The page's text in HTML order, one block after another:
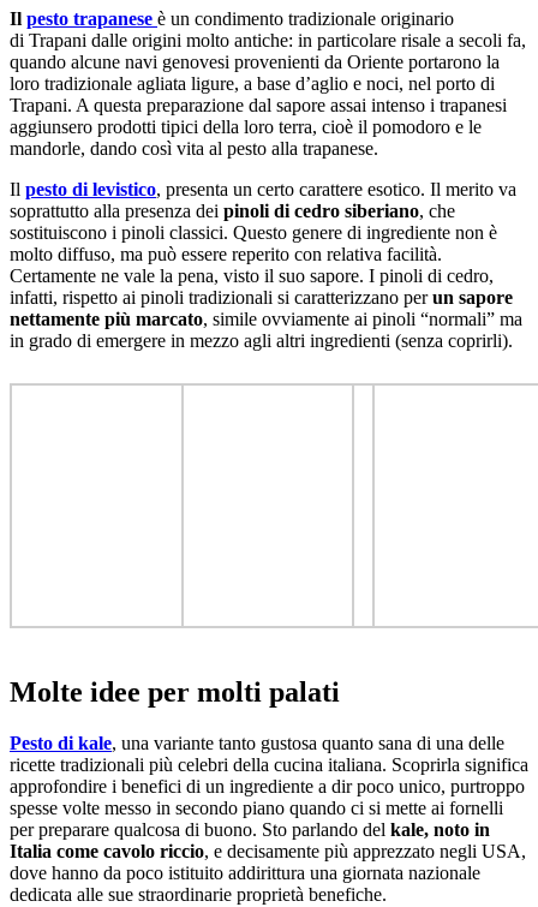
Il pesto trapanese è un condimento tradizionale originario
di Trapani dalle origini molto antiche: in particolare risale a secoli fa,
quando alcune navi genovesi provenienti da Oriente portarono la
loro tradizionale agliata ligure, a base d’aglio e noci, nel porto di
Trapani. A questa preparazione dal sapore assai intenso i trapanesi
aggiunsero prodotti tipici della loro terra, cioè il pomodoro e le
mandorle, dando così vita al pesto alla trapanese.
Il pesto di levistico, presenta un certo carattere esotico. Il merito va
soprattutto alla presenza dei pinoli di cedro siberiano, che
sostituiscono i pinoli classici. Questo genere di ingrediente non è
molto diffuso, ma può essere reperito con relativa facilità.
Certamente ne vale la pena, visto il suo sapore. I pinoli di cedro,
infatti, rispetto ai pinoli tradizionali si caratterizzano perun sapore
nettamente più marcato, simile ovviamente ai pinoli “normali” ma
in grado di emergere in mezzo agli altri ingredienti (senza coprirli).
Molte idee per molti palati
Pesto di kale, una variante tanto gustosa quanto sana di una delle
ricette tradizionali più celebri della cucina italiana. Scoprirla significa
approfondire i benefici di un ingrediente a dir poco unico, purtroppo
spesse volte messo in secondo piano quando ci si mette ai fornelli
per preparare qualcosa di buono. Sto parlando del kale, noto in
Italia come cavolo riccio, e decisamente più apprezzato negli USA,
dove hanno da poco istituito addirittura una giornata nazionale
dedicata alle sue straordinarie proprietà benefiche.